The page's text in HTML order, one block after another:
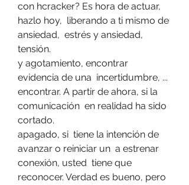
con hcracker? Es hora de actuar,
hazlo hoy,  liberando a ti mismo de
ansiedad,  estrés y ansiedad,
tensión.
y agotamiento, encontrar
evidencia de una  incertidumbre, ...
encontrar. A partir de ahora, si la
comunicación  en realidad ha sido
cortado.
apagado, si  tiene la intención de
avanzar o reiniciar un  a estrenar
conexión, usted  tiene que
reconocer. Verdad es bueno, pero